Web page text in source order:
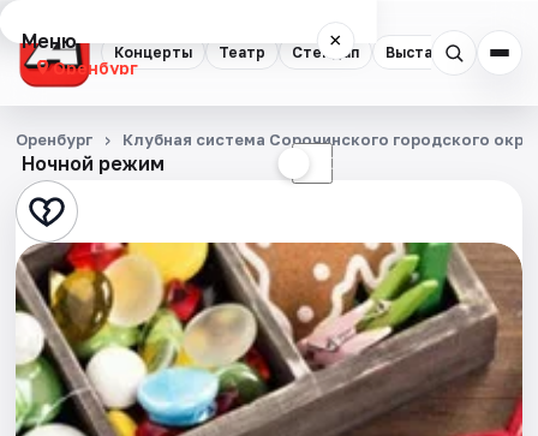
Концерты Театр Стендап Выставки
Меню ×
Оренбург
Концерты
Театр
Стендап
Выставки
Квесты
Экскурсии
Ночной режим ☾
Оренбург Клубная система Сорочинского городского